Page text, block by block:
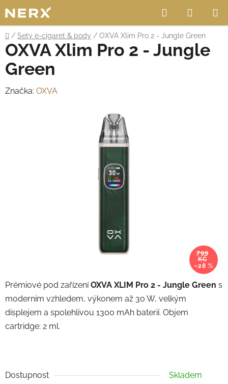
na
obsah
Hledat
KOŠÍK
Domů
/ Sety e-cigaret & pody / OXVA Xlim Pro 2 - Jungle Green
Prémiové pod zařízeníOXVA XLIM Pro 2 - Jungle Green s
moderním vzhledem, výkonem až 30 W, velkým
displejem a spolehlivou 1300 mAh baterií. Objem
cartridge: 2 ml.
Dostupnost Skladem
OXVA Xlim Pro 2 - Jungle
Green
Značka: OXVA
799
KČ
–28 %